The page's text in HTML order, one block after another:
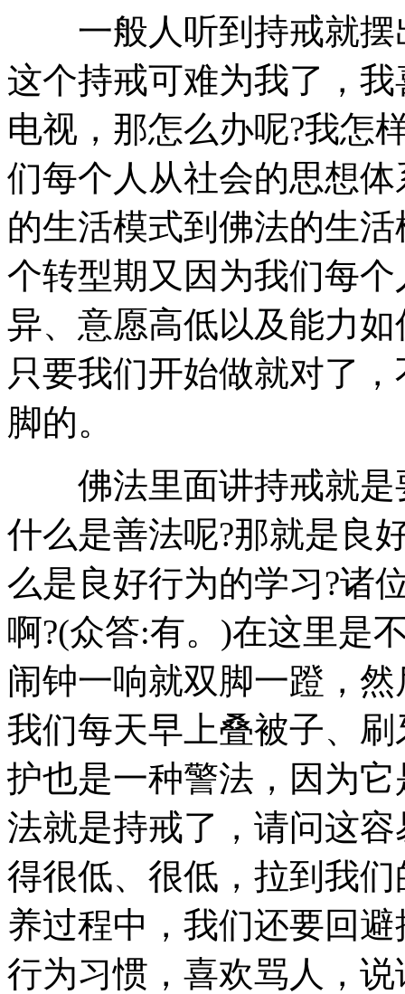
一般人听到持戒就摆
这个持戒可难为我了，
电视，那怎么办呢?我怎
们每个人从社会的思想
的生活模式到佛法的生
个转型期又因为我们每
异、意愿高低以及能力
只要我们开始做就对了
脚的。
佛法里面讲持戒就是
什么是善法呢?那就是良
么是良好行为的学习?诸
啊?(众答:有。)在这里是
闹钟一响就双脚一蹬，
我们每天早上叠被子、
护也是一种警法，因为
法就是持戒了，请问这
得很低、很低，拉到我
养过程中，我们还要回
行为习惯，喜欢骂人，